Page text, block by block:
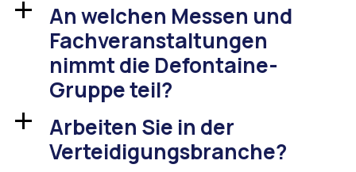
a
An welchen Messen und
Fachveranstaltungen
nimmt die Defontaine-
Gruppe teil?
a
Arbeiten Sie in der
Verteidigungsbranche?